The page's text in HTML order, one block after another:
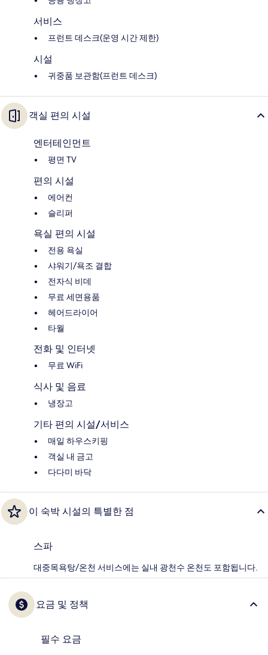
서비스
프런트 데스크(운영 시간 제한)
시설
귀중품 보관함(프런트 데스크)
객실 편의 시설
엔터테인먼트
평면 TV
편의 시설
에어컨
슬리퍼
욕실 편의 시설
전용 욕실
샤워기/욕조 결합
전자식 비데
무료 세면용품
헤어드라이어
타월
전화 및 인터넷
무료 WiFi
식사 및 음료
냉장고
기타 편의 시설/서비스
매일 하우스키핑
객실 내 금고
다다미 바닥
이 숙박 시설의 특별한 점
스파
대중목욕탕/온천 서비스에는 실내 광천수 온천도 포함됩니다.
요금 및 정책
필수 요금